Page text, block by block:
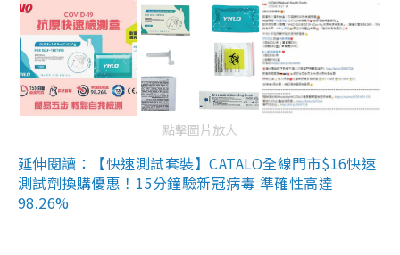
點擊圖片放大
延伸閱讀：【快速測試套裝】CATALO全線門市$16快速
測試劑換購優惠！15分鐘驗新冠病毒 準確性高達
98.26%